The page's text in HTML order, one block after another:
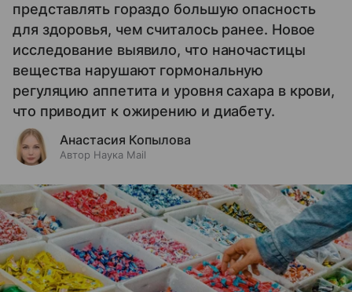
представлять гораздо большую опасность
для здоровья, чем считалось ранее. Новое
исследование выявило, что наночастицы
вещества нарушают гормональную
регуляцию аппетита и уровня сахара в крови,
что приводит к ожирению и диабету.
Анастасия Копылова
Автор Наука Mail